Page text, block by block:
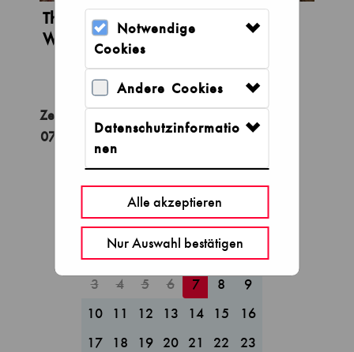
Notwendige
Cookies
Andere Cookies
Datenschutzinformatio
nen
Alle akzeptieren
Nur Auswahl bestätigen
Theater VR: Das Leben in unseren
Wäldern
Aug 2026
Mo Di Mi Do Fr Sa So
27 28 29 30 31 1
2
3
4 5 6 7 8
9
10
11 12 13 14 15
16
17
18 19 20 21 22
23